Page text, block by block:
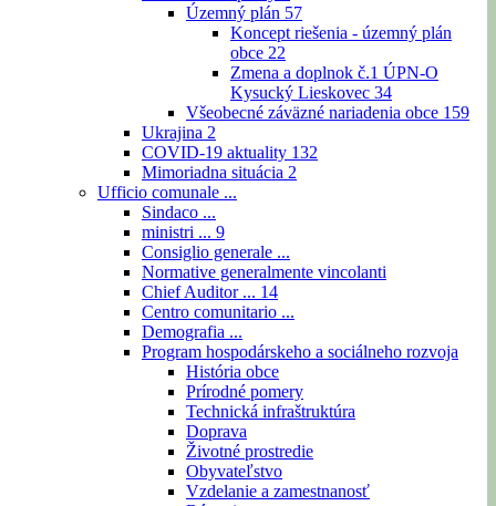
Územný plán 57
Koncept riešenia - územný plán
obce 22
Zmena a doplnok č.1 ÚPN-O
Kysucký Lieskovec 34
Všeobecné záväzné nariadenia obce 159
Ukrajina 2
COVID-19 aktuality 132
Mimoriadna situácia 2
Ufficio comunale ...
Sindaco ...
ministri ... 9
Consiglio generale ...
Normative generalmente vincolanti
Chief Auditor ... 14
Centro comunitario ...
Demografia ...
Program hospodárskeho a sociálneho rozvoja
História obce
Prírodné pomery
Technická infraštruktúra
Doprava
Životné prostredie
Obyvateľstvo
Vzdelanie a zamestnanosť